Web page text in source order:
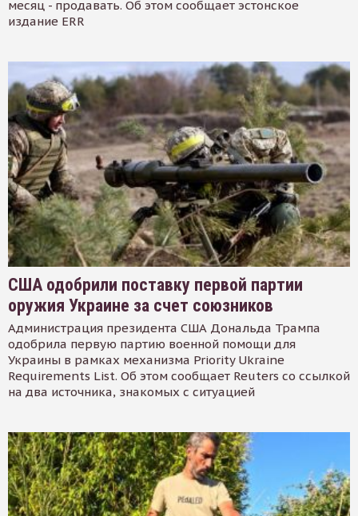
месяц - продавать. Об этом сообщает эстонское
издание ERR
США одобрили поставку первой партии
оружия Украине за счет союзников
Администрация президента США Дональда Трампа
одобрила первую партию военной помощи для
Украины в рамках механизма Priority Ukraine
Requirements List. Об этом сообщает Reuters со ссылкой
на два источника, знакомых с ситуацией